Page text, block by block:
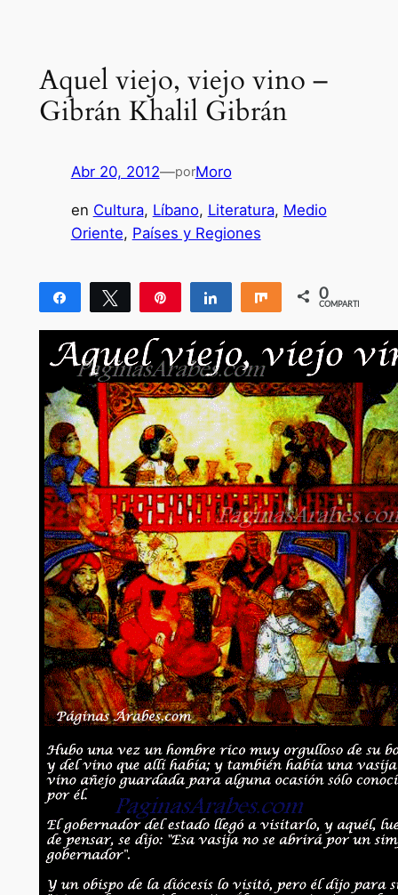
Aquel viejo, viejo vino –
Gibrán Khalil Gibrán
Abr 20, 2012—porMoro
en Cultura, Líbano, Literatura, Medio
Oriente, Países y Regiones
Compartir Twittear Compartir Compartir
0
COMPARTIR